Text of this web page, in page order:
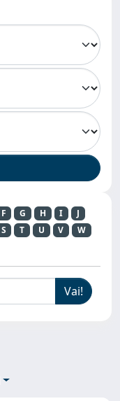
F G H I
J
S T U V
W